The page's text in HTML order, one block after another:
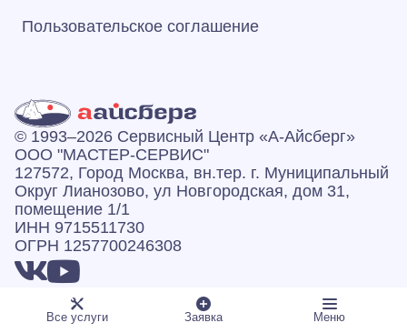
Пользовательское соглашение
© 1993–2026 Сервисный Центр «А‑Айсберг»
ООО "МАСТЕР-СЕРВИС"
127572, Город Москва, вн.тер. г. Муниципальный
Округ Лианозово, ул Новгородская, дом 31,
помещение 1/1
ИНН 9715511730
ОГРН 1257700246308
Все услуги Заявка Меню